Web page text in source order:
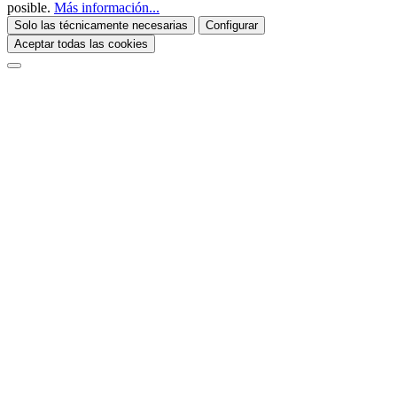
posible. Más información...
Solo las técnicamente necesarias
Configurar
Aceptar todas las cookies